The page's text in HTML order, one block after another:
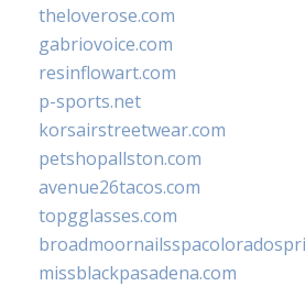
theloverose.com
gabriovoice.com
resinflowart.com
p-sports.net
korsairstreetwear.com
petshopallston.com
avenue26tacos.com
topgglasses.com
missblackpasadena.com